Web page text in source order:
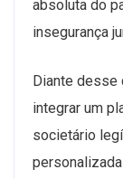
absoluta do
insegurança
Diante desse
integrar um
societário